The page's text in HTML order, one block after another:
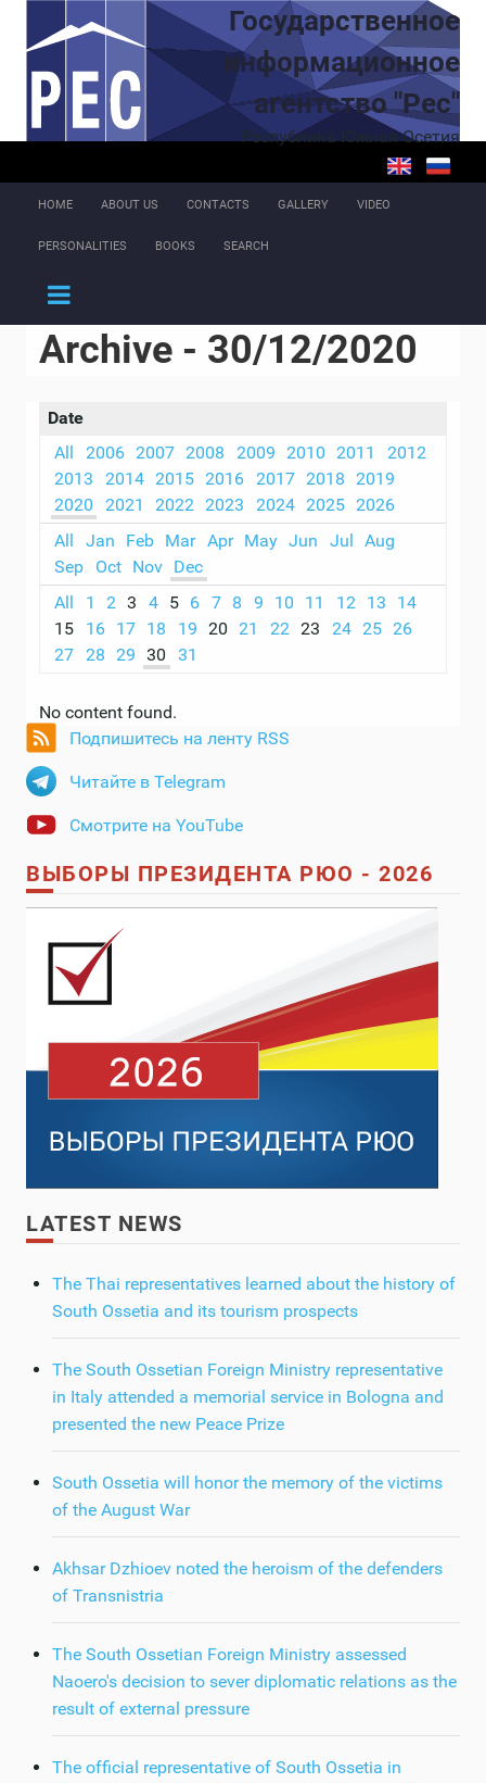
Skip to main content
Государственное
информационное
агентство "Рес"
Республика Южная Осетия
HOME ABOUT US CONTACTS GALLERY VIDEO
PERSONALITIES BOOKS SEARCH
Archive - 30/12/2020
Date
All
2006 2007 2008 2009 2010 2011
2012
2013
2014 2015 2016 2017 2018
2019
2020
2021 2022 2023 2024 2025 2026
All
Jan Feb Mar Apr May Jun Jul
Aug
Sep
Oct Nov Dec
All
1 2 3 4 5 6 7 8 9 10 11 12 13
14
15
16 17 18 19 20 21 22 23 24 25 26
27
28 29 30 31
No content found.
Подпишитесь на ленту RSS
Читайте в Telegram
Смотрите на YouTube
ВЫБОРЫ ПРЕЗИДЕНТА РЮО - 2026
LATEST NEWS
The Thai representatives learned about the history of
South Ossetia and its tourism prospects
The South Ossetian Foreign Ministry representative
in Italy attended a memorial service in Bologna and
presented the new Peace Prize
South Ossetia will honor the memory of the victims
of the August War
Akhsar Dzhioev noted the heroism of the defenders
of Transnistria
The South Ossetian Foreign Ministry assessed
Naoero's decision to sever diplomatic relations as the
result of external pressure
The official representative of South Ossetia in